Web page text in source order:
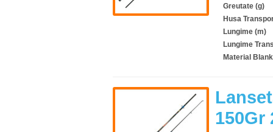
Greutate (g)
Husa
Lungime (m)
Lungime
Material Blank
150Gr